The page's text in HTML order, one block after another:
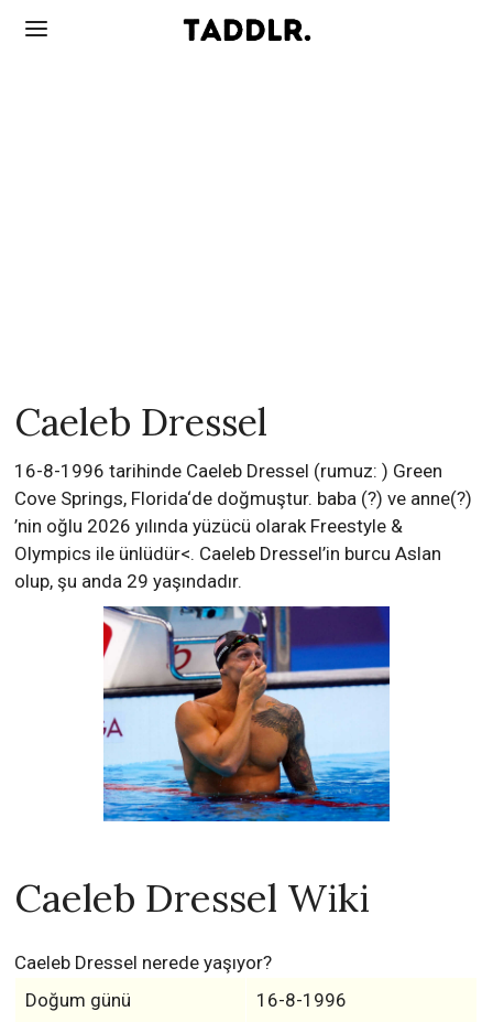
Caeleb Dressel
16-8-1996 tarihinde Caeleb Dressel (rumuz: ) Green
Cove Springs, Florida‘de doğmuştur. baba (?) ve anne(?)
’nin oğlu 2026 yılında yüzücü olarak Freestyle &
Olympics ile ünlüdür<. Caeleb Dressel’in burcu Aslan
olup, şu anda 29 yaşındadır.
Caeleb Dressel Wiki
Caeleb Dressel nerede yaşıyor?
Doğum günü
16-8-1996